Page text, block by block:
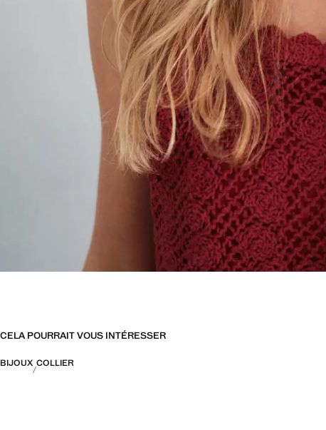
CELA POURRAIT VOUS INTÉRESSER
BIJOUX COLLIER